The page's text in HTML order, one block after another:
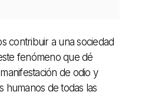
contribuir a una sociedad
fenómeno que dé
de odio y
humanos de todas las